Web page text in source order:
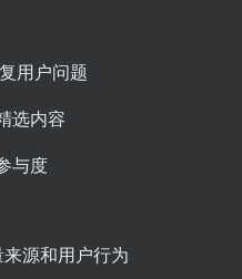
用户问题
选内容
与度
源和用户行为